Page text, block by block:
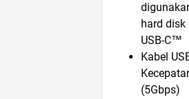
hard disk
USB-C™
Kabel
(5Gbps)